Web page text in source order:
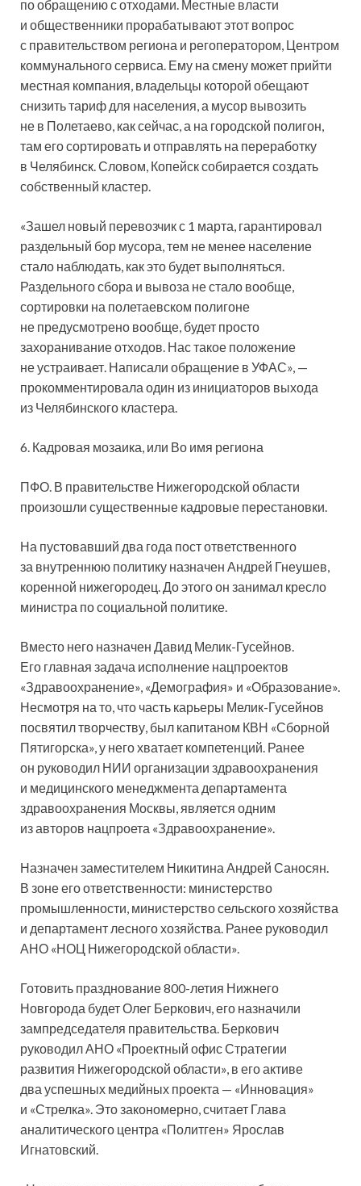
по обращению с отходами. Местные власти
и общественники прорабатывают этот вопрос
с правительством региона и регоператором, Центром
коммунального сервиса. Ему на смену может прийти
местная компания, владельцы которой обещают
снизить тариф для населения, а мусор вывозить
не в Полетаево, как сейчас, а на городской полигон,
там его сортировать и отправлять на переработку
в Челябинск. Словом, Копейск собирается создать
собственный кластер.
«Зашел новый перевозчик с 1 марта, гарантировал
раздельный бор мусора, тем не менее население
стало наблюдать, как это будет выполняться.
Раздельного сбора и вывоза не стало вообще,
сортировки на полетаевском полигоне
не предусмотрено вообще, будет просто
захоранивание отходов. Нас такое положение
не устраивает. Написали обращение в УФАС», —
прокомментировала один из инициаторов выхода
из Челябинского кластера.
6. Кадровая мозаика, или Во имя региона
ПФО. В правительстве Нижегородской области
произошли существенные кадровые перестановки.
На пустовавший два года пост ответственного
за внутреннюю политику назначен Андрей Гнеушев,
коренной нижегородец. До этого он занимал кресло
министра по социальной политике.
Вместо него назначен Давид Мелик-Гусейнов.
Его главная задача исполнение нацпроектов
«Здравоохранение», «Демография» и «Образование».
Несмотря на то, что часть карьеры Мелик-Гусейнов
посвятил творчеству, был капитаном КВН «Сборной
Пятигорска», у него хватает компетенций. Ранее
он руководил НИИ организации здравоохранения
и медицинского менеджмента департамента
здравоохранения Москвы, является одним
из авторов нацпроета «Здравоохранение».
Назначен заместителем Никитина Андрей Саносян.
В зоне его ответственности: министерство
промышленности, министерство сельского хозяйства
и департамент лесного хозяйства. Ранее руководил
АНО «НОЦ Нижегородской области».
Готовить празднование 800-летия Нижнего
Новгорода будет Олег Беркович, его назначили
зампредседателя правительства. Беркович
руководил АНО «Проектный офис Стратегии
развития Нижегородской области», в его активе
два успешных медийных проекта — «Инновация»
и «Стрелка». Это закономерно, считает Глава
аналитического центра «Политген» Ярослав
Игнатовский.